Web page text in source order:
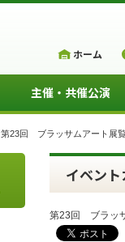
ホーム
主催・共催公演
第23回 ブラッサムアート展
イベン
第23回 ブラッ